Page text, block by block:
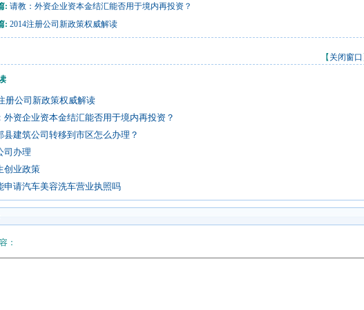
: 请教：外资企业资本金结汇能否用于境内再投资？
: 2014注册公司新政策权威解读
【关闭窗口
册公司新政策权威解读
外资企业资本金结汇能否用于境内再投资？
县建筑公司转移到市区怎么办理？
司办理
创业政策
申请汽车美容洗车营业执照吗
：